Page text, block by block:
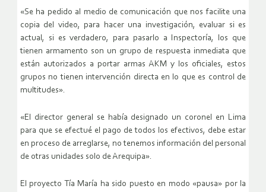
«Se ha pedido al medio de comunicación que nos facilite una
copia del video, para hacer una investigación, evaluar si es
actual, si es verdadero, para pasarlo a Inspectoría, los que
tienen armamento son un grupo de respuesta inmediata que
están autorizados a portar armas AKM y los oficiales, estos
grupos no tienen intervención directa en lo que es control de
multitudes».
«El director general se había designado un coronel en Lima
para que se efectué el pago de todos los efectivos, debe estar
en proceso de arreglarse, no tenemos información del personal
de otras unidades solo de Arequipa».
El proyecto Tía María ha sido puesto en modo «pausa» por la